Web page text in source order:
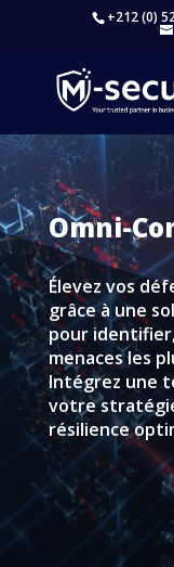
+212 (0)
Omni-
Élevez vos
grâce à une
pour
menaces les
Intégrez une
votre
résilience